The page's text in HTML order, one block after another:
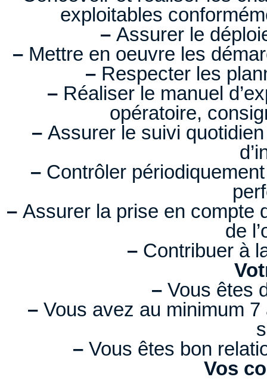
exploitables
– Assurer le
– Mettre en oeuvre les
– Respecter les
– Réaliser le manuel
opératoire,
– Assurer le suivi
– Contrôler
– Assurer la prise en compte
de
– Contribuer à
– Vous êtes
– Vous avez au minimum
– Vous êtes bon
Vos